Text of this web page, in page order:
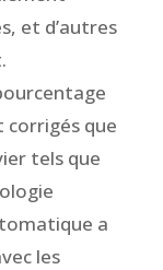
et d’autres
que
tels que
a
les